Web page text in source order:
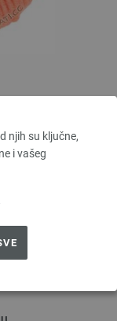
njih su ključne,
i vašeg